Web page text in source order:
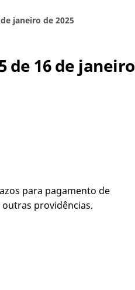
janeiro de 2025
de 16 de janeiro
para pagamento de
providências.